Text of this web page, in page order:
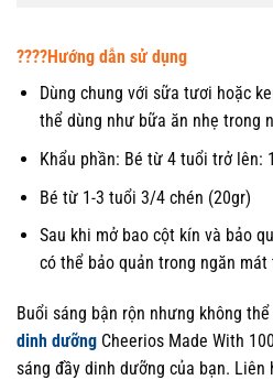
????Hướng dẫn sử dụng
Dùng chung với sữa tươi hoặc
thể dùng như bữa ăn nhẹ trong
Khẩu phần: Bé từ 4 tuổi trở lên:
Bé từ 1-3 tuổi 3/4 chén (20gr)
Sau khi mở bao cột kín và bảo
có thể bảo quản trong ngăn mát
Buổi sáng bận rộn nhưng không
dinh dưỡng Cheerios Made With
sáng đầy dinh dưỡng của bạn. Liên